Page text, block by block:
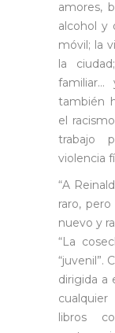
amores,
alcohol y
móvil; la
la
familiar…
también
el
trabajo
violencia
“A
raro,
nuevo y
“La
“juvenil”.
dirigida a
libros